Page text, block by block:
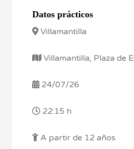
Datos prácticos
Villamantilla
Villamantilla, Plaza de
24/07/26
22:15 h
A partir de 12 años